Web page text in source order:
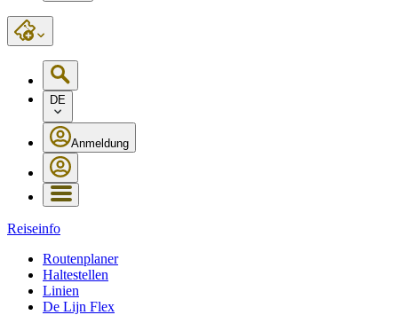
DE
Anmeldung
Reiseinfo
Routenplaner
Haltestellen
Linien
De Lijn Flex